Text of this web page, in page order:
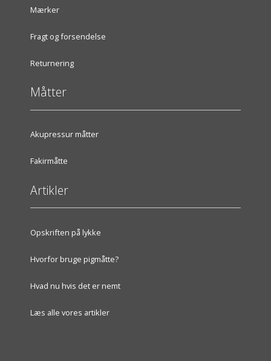
Mærker
Fragt og forsendelse
Returnering
Måtter
Akupressur måtter
Fakirmåtte
Artikler
Opskriften på lykke
Hvorfor bruge pigmåtte?
Hvad nu hvis det er nemt
Læs alle vores artikler